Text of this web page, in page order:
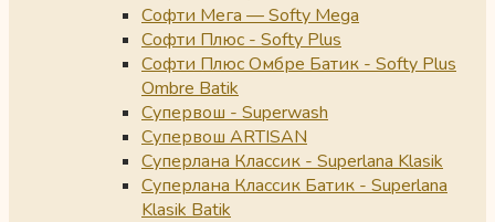
Софти Мега — Softy Mega
Софти Плюс - Softy Plus
Софти Плюс Омбре Батик - Softy Plus
Ombre Batik
Супервош - Superwash
Супервош ARTISAN
Суперлана Классик - Superlana Klasik
Суперлана Классик Батик - Superlana
Klasik Batik